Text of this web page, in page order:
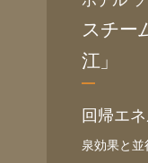
スチー
江」
回帰エ
泉効果と